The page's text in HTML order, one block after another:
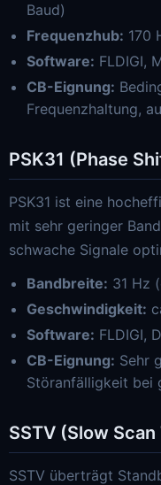
Baud)
Frequenzhub: 170
Software: FLDIGI,
CB-Eignung:
Frequenzhaltung,
PSK31 (Phase
PSK31 ist eine
mit sehr geringer
schwache Signale
Bandbreite: 31 Hz
Geschwindigkeit:
Software: FLDIGI,
CB-Eignung: Sehr
Störanfälligkeit bei
SSTV (Slow
SSTV überträgt